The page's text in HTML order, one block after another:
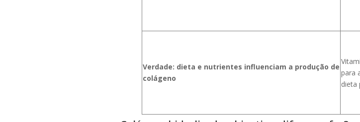
Verdade: dieta e nutrientes influenciam a produção de
colágeno
para
dieta